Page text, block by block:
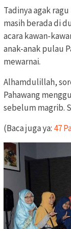
Tadinya agak
masih berada di
acara kawan-
anak-anak pulau
mewarnai.
Alhamdulillah,
Pahawang
sebelum magrib.
(Baca juga ya: 47